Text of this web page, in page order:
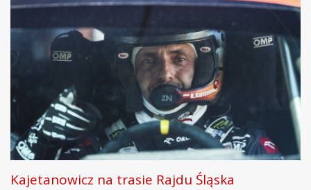
Kajetanowicz na trasie Rajdu Śląska